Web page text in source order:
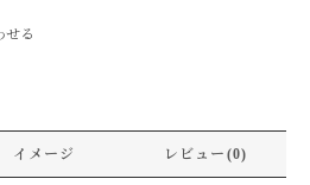
せる
イメージ レビュー(0)